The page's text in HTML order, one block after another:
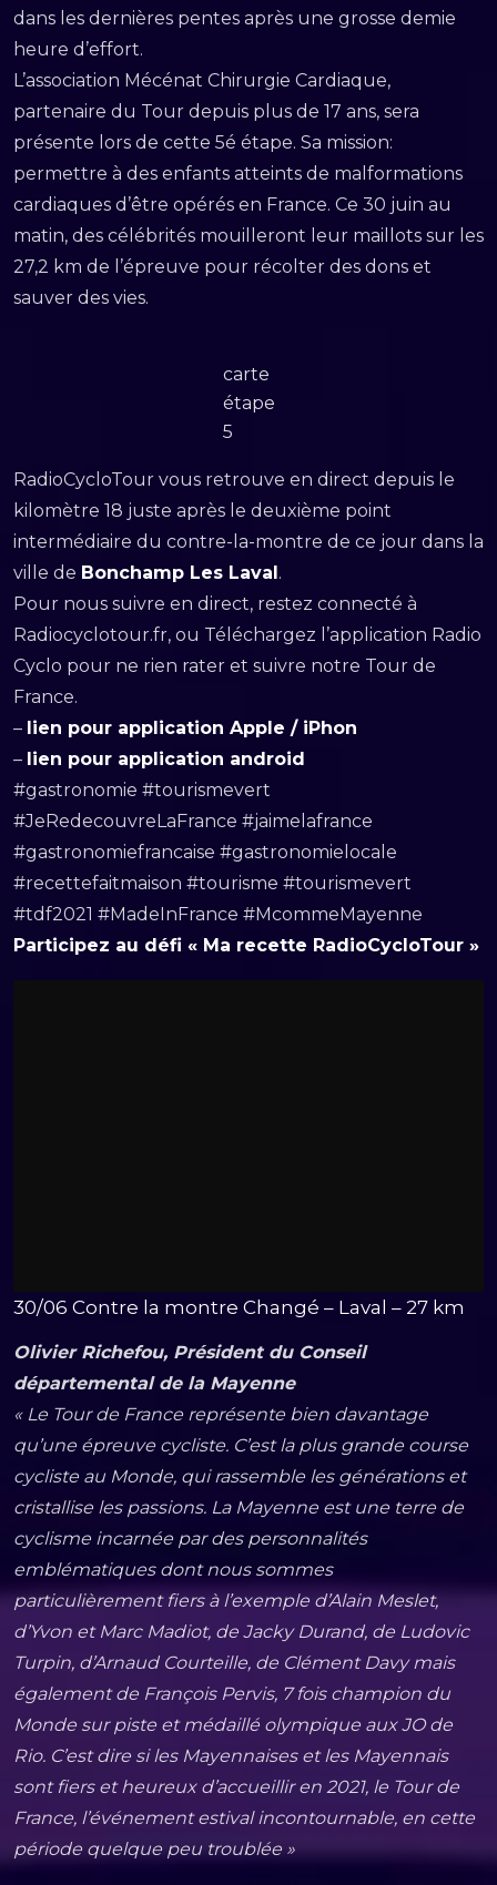
dans les dernières pentes après une grosse demie
heure d’effort.
L’association Mécénat Chirurgie Cardiaque,
partenaire du Tour depuis plus de 17 ans, sera
présente lors de cette 5é étape. Sa mission:
permettre à des enfants atteints de malformations
cardiaques d’être opérés en France. Ce 30 juin au
matin, des célébrités mouilleront leur maillots sur les
27,2 km de l’épreuve pour récolter des dons et
sauver des vies.
carte
étape
5
RadioCycloTour vous retrouve en direct depuis le
kilomètre 18 juste après le deuxième point
intermédiaire du contre-la-montre de ce jour dans la
ville de Bonchamp Les Laval .
Pour nous suivre en direct, restez connecté à
Radiocyclotour.fr, ou Téléchargez l’application Radio
Cyclo pour ne rien rater et suivre notre Tour de
France.
– lien pour application Apple / iPhon
– lien pour application android
#gastronomie #tourismevert
#JeRedecouvreLaFrance #jaimelafrance
#gastronomiefrancaise #gastronomielocale
#recettefaitmaison #tourisme #tourismevert
#tdf2021 #MadeInFrance #McommeMayenne
Participez au défi « Ma recette RadioCycloTour »
30/06 Contre la montre Changé – Laval – 27 km
Olivier Richefou, Président du Conseil
départemental de la Mayenne
« Le Tour de France représente bien davantage
qu’une épreuve cycliste. C’est la plus grande course
cycliste au Monde, qui rassemble les générations et
cristallise les passions. La Mayenne est une terre de
cyclisme incarnée par des personnalités
emblématiques dont nous sommes
particulièrement fiers à l’exemple d’Alain Meslet,
d’Yvon et Marc Madiot, de Jacky Durand, de Ludovic
Turpin, d’Arnaud Courteille, de Clément Davy mais
également de François Pervis, 7 fois champion du
Monde sur piste et médaillé olympique aux JO de
Rio. C’est dire si les Mayennaises et les Mayennais
sont fiers et heureux d’accueillir en 2021, le Tour de
France, l’événement estival incontournable, en cette
période quelque peu troublée »